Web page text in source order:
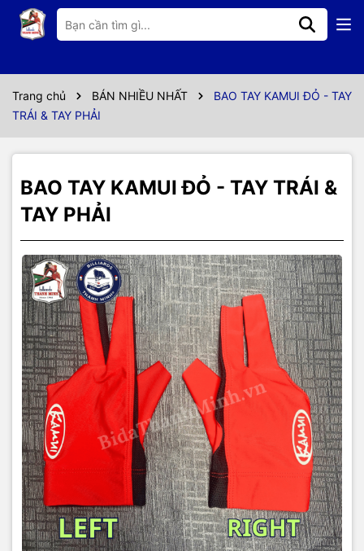
Trang chủ BÁN NHIỀU NHẤT
BAO TAY KAMUI ĐỎ - TAY
TRÁI & TAY PHẢI
BAO TAY KAMUI ĐỎ - TAY TRÁI &
TAY PHẢI
Thông số kỹ thuật
- ĐƯƠC CÁC CƠ THỦ CHUYÊN NGHIỆP SỬ DỤNG